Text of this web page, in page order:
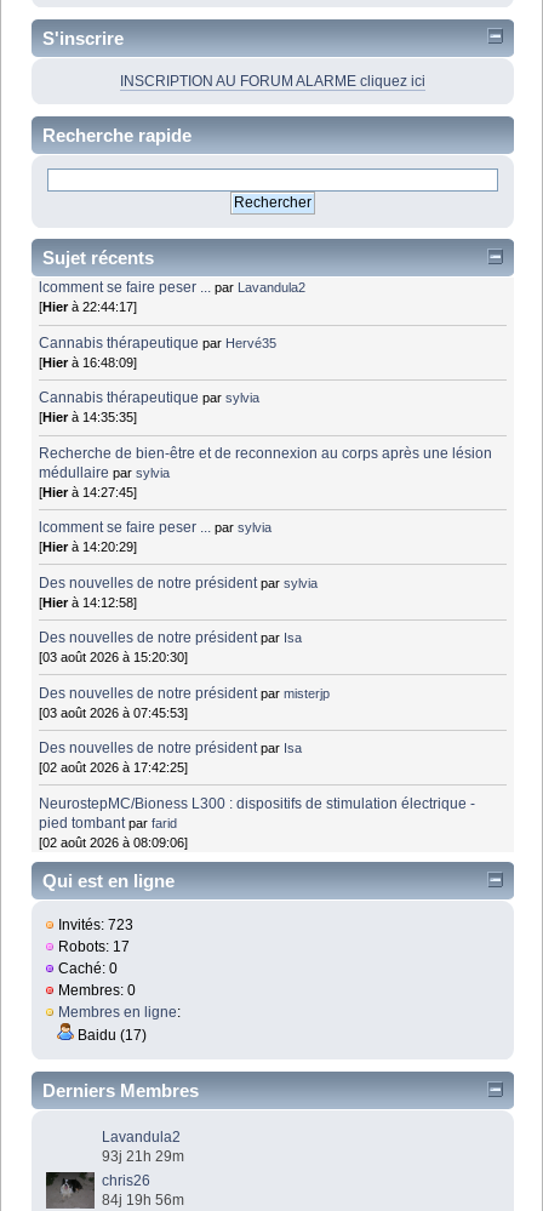
S'inscrire
INSCRIPTION AU FORUM ALARME cliquez ici
Recherche rapide
Sujet récents
lcomment se faire peser ... par
Lavandula2
[Hierà 22:44:17]
Cannabis thérapeutique par Hervé35
[Hierà 16:48:09]
Cannabis thérapeutique parsylvia
[Hierà 14:35:35]
Recherche de bien-être et de reconnexion au corps après une lésion
médullaire parsylvia
[Hierà 14:27:45]
lcomment se faire peser ... parsylvia
[Hierà 14:20:29]
Des nouvelles de notre président parsylvia
[Hierà 14:12:58]
Des nouvelles de notre président par Isa
[03 août 2026 à 15:20:30]
Des nouvelles de notre président parmisterjp
[03 août 2026 à 07:45:53]
Des nouvelles de notre président par Isa
[02 août 2026 à 17:42:25]
NeurostepMC/Bioness L300 : dispositifs de stimulation électrique -
pied tombant parfarid
[02 août 2026 à 08:09:06]
Qui est en ligne
Invités: 723
Robots: 17
Caché: 0
Membres: 0
Membres en ligne:
Baidu (17)
Derniers Membres
Lavandula2
93j 21h 29m
chris26
84j 19h 56m